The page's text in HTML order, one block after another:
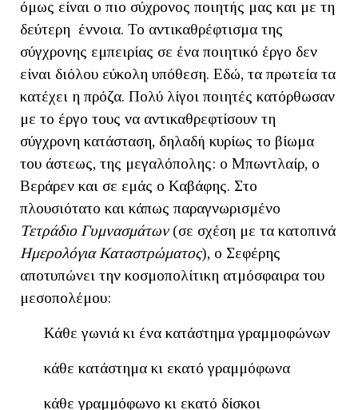
όμως είναι ο πιο σύχρονος ποιητής μας και με τη
δεύτερη έννοια. Το αντικαθρέφτισμα της
σύγχρονης εμπειρίας σε ένα ποιητικό έργο δεν
είναι διόλου εύκολη υπόθεση. Εδώ, τα πρωτεία τα
κατέχει η πρόζα. Πολύ λίγοι ποιητές κατόρθωσαν
με το έργο τους να αντικαθρεφτίσουν τη
σύγχρονη κατάσταση, δηλαδή κυρίως το βίωμα
του άστεως, της μεγαλόπολης: ο Μπωντλαίρ, ο
Βεράρεν και σε εμάς ο Καβάφης. Στο
πλουσιότατο και κάπως παραγνωρισμένο
Τετράδιο Γυμνασμάτων(σε σχέση με τα κατοπινά
Ημερολόγια Καταστρώματος), ο Σεφέρης
αποτυπώνει την κοσμοπολίτικη ατμόσφαιρα του
μεσοπολέμου:
Κάθε γωνιά κι ένα κατάστημα γραμμοφώνων
κάθε κατάστημα κι εκατό γραμμόφωνα
κάθε γραμμόφωνο κι εκατό δίσκοι